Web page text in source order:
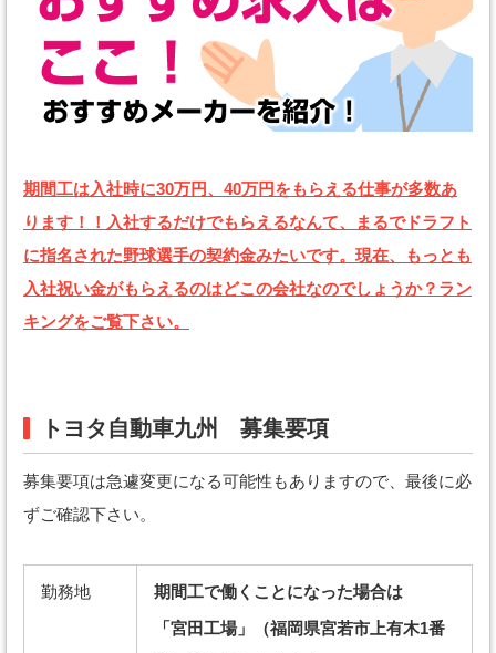
期間工は入社時に30万円、40万円をもらえる仕事が多数あ
ります！！入社するだけでもらえるなんて、まるでドラフト
に指名された野球選手の契約金みたいです。現在、もっとも
入社祝い金がもらえるのはどこの会社なのでしょうか？ラン
キングをご覧下さい。
トヨタ自動車九州 募集要項
募集要項は急遽変更になる可能性もありますので、最後に必
ずご確認下さい。
勤務地
期間工で働くことになった場合は
「宮田工場」（福岡県宮若市上有木1番